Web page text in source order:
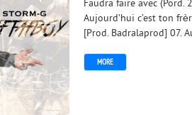
Faudra faire avec (Pord.
Aujourd’hui c’est ton
[Prod. Badralaprod] 07.
MORE